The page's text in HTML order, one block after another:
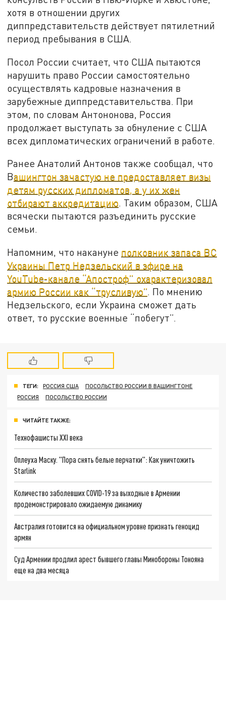
хотя в отношении других
диппредставительств действует пятилетний
период пребывания в США.
Посол России считает, что США пытаются
нарушить право России самостоятельно
осуществлять кадровые назначения в
зарубежные диппредставительства. При
этом, по словам Антононова, Россия
продолжает выступать за обнуление с США
всех дипломатических ограничений в работе.
Ранее Анатолий Антонов также сообщал, что
Вашингтон зачастую не предоставляет визы
детям русских дипломатов, а у их жен
отбирают аккредитацию. Таким образом, США
всячески пытаются разъединить русские
семьи.
Напомним, что накануне полковник запаса ВС
Украины Петр Недзельский в эфире на
YouTube-канале “Апостроф” охарактеризовал
армию России как “трусливую”. По мнению
Недзельского, если Украина сможет дать
ответ, то русские военные “побегут”.
ТЕГИ: РОССИЯ США
ПОСОЛЬСТВО РОССИИ В ВАШИНГТОНЕ
РОССИЯ
ПОСОЛЬСТВО РОССИИ
ЧИТАЙТЕ ТАКЖЕ:
Технофашисты XXI века
Оплеуха Маску. "Пора снять белые перчатки": Как уничтожить
Starlink
Количество заболевших COVID-19 за выходные в Армении
продемонстрировало ожидаемую динамику
Австралия готовится на официальном уровне признать геноцид
армян
Суд Армении продлил арест бывшего главы Минобороны Тонояна
еще на два месяца